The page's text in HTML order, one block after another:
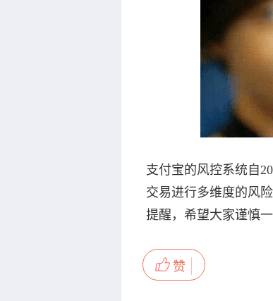
支付宝的风控系统自
交易进行多维度的风
提醒，希望大家谨慎一
赞